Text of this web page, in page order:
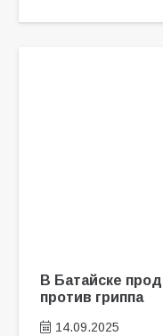
В Батайске
против гриппа
14.09.2025